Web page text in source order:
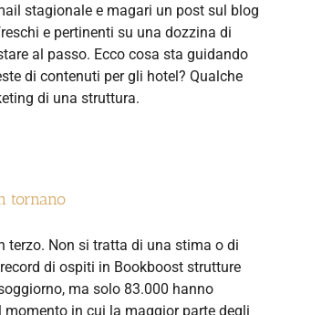
stagionale e magari un post sul blog
e pertinenti su una dozzina di
al passo. Ecco cosa sta guidando
di contenuti per gli hotel? Qualche
di una struttura.
tornano
terzo. Non si tratta di una stima o di
di ospiti in Bookboost strutture
ma solo 83.000 hanno
momento in cui la maggior parte degli